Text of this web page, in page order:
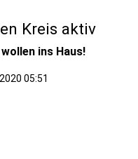
Kreis aktiv
ins Haus!
05:51